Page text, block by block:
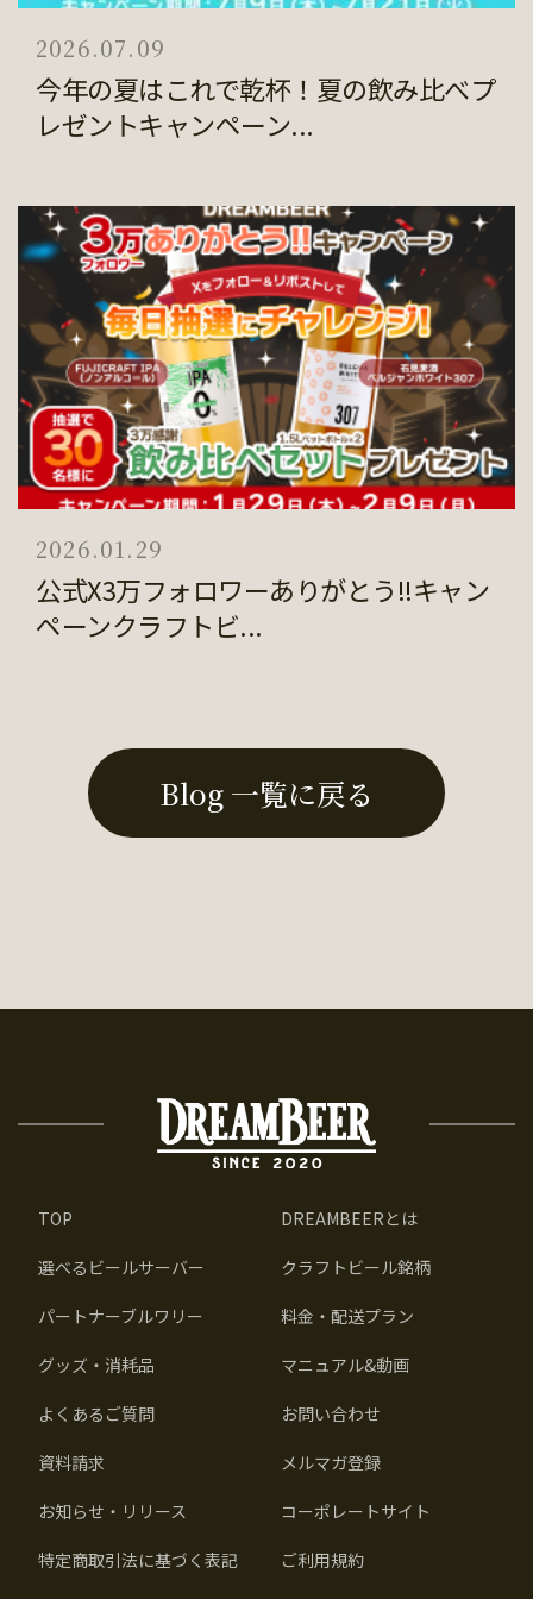
2026.07.09
今年の夏はこれで乾杯！夏の飲み比べプ
レゼントキャンペーン...
2026.01.29
公式X3万フォロワーありがとう!!キャン
ペーンクラフトビ...
Blog 一覧に戻る
TOP DREAMBEERとは
選べるビールサーバー クラフトビール銘柄
パートナーブルワリー 料金・配送プラン
グッズ・消耗品 マニュアル&動画
よくあるご質問 お問い合わせ
資料請求 メルマガ登録
お知らせ・リリース コーポレートサイト
特定商取引法に基づく表記 ご利用規約